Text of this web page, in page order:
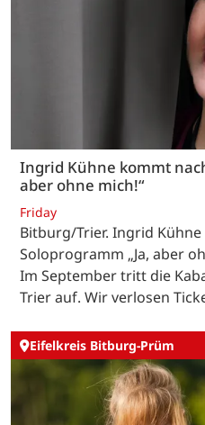
Ingrid Kühne kommt
aber ohne mich!“
Friday
Bitburg/Trier. Ingrid
Soloprogramm „Ja, aber
Im September tritt die
Trier auf. Wir verlosen
Eifelkreis Bitburg-Prüm